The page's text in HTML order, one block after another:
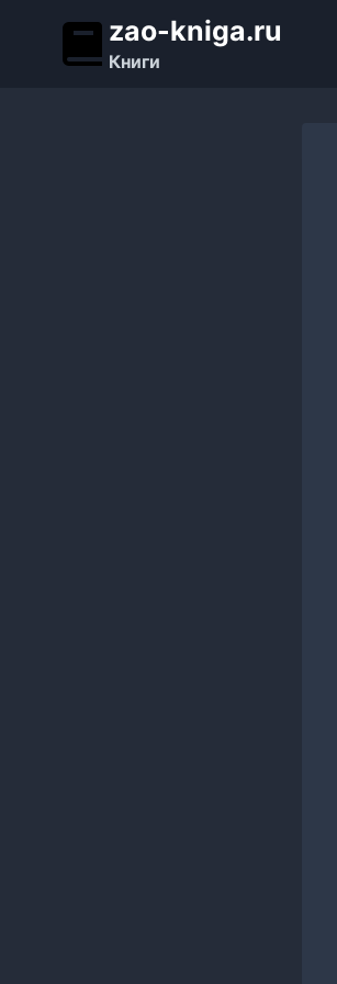
содержимому
zao-kniga.ru
Книги